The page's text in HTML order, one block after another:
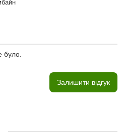
було.
Залишити відгук